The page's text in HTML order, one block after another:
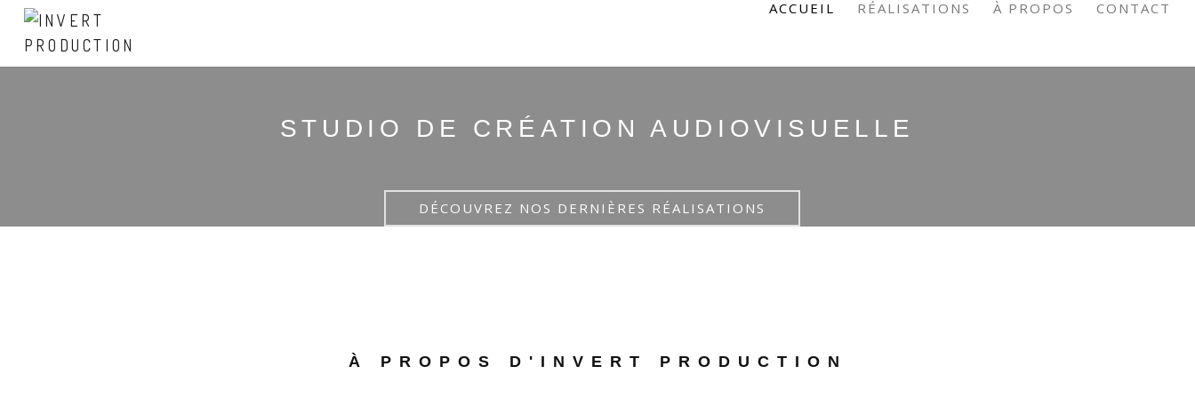
ACCUEIL RÉALISATIONS À PROPOS CONTACT
STUDIO DE CRÉATION AUDIOVISUELLE
DÉCOUVREZ NOS DERNIÈRES RÉALISATIONS
À PROPOS D'INVERT PRODUCTION